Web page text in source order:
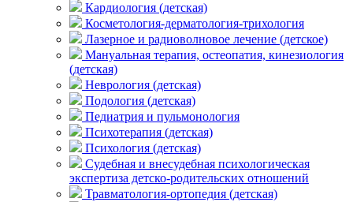
Кардиология (детская)
Косметология-дерматология-трихология
Лазерное и радиоволновое лечение (детское)
Мануальная терапия, остеопатия, кинезиология
(детская)
Неврология (детская)
Подология (детская)
Педиатрия и пульмонология
Психотерапия (детская)
Психология (детская)
Судебная и внесудебная психологическая
экспертиза детско-родительских отношений
Травматология-ортопедия (детская)